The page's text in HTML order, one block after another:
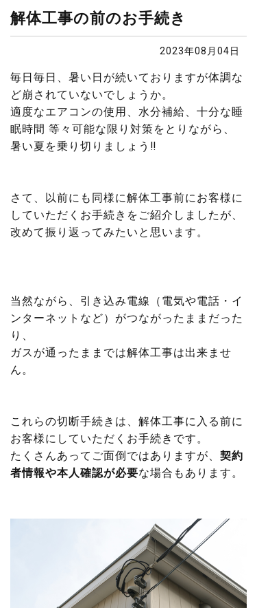
解体工事の前のお手続き
2023年08月04日
毎日毎日、暑い日が続いておりますが体調な
ど崩されていないでしょうか。
適度なエアコンの使用、水分補給、十分な睡
眠時間 等々可能な限り対策をとりながら、
暑い夏を乗り切りましょう‼
さて、以前にも同様に解体工事前にお客様に
していただくお手続きをご紹介しましたが、
改めて振り返ってみたいと思います。
当然ながら、引き込み電線（電気や電話・イ
ンターネットなど）がつながったままだった
り、
ガスが通ったままでは解体工事は出来ませ
ん。
これらの切断手続きは、解体工事に入る前に
お客様にしていただくお手続きです。
たくさんあってご面倒ではありますが、 契約
者情報や本人確認が必要な場合もあります。